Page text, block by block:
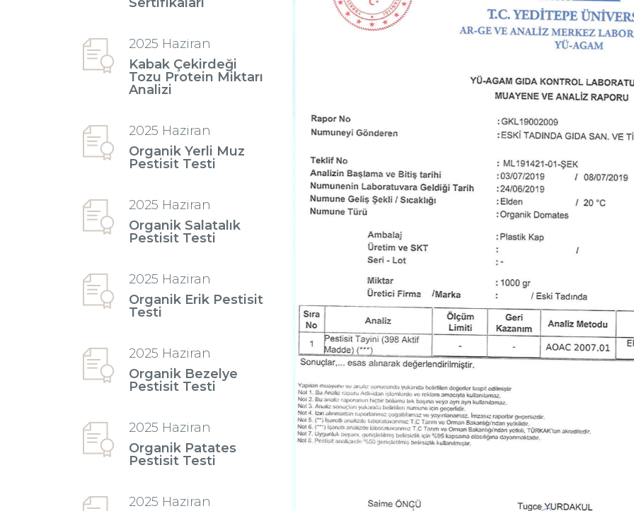
2025 Haziran
Kabak Çekirdeği
Tozu Protein Miktarı
Analizi
2025 Haziran
Organik Yerli Muz
Pestisit Testi
2025 Haziran
Organik Salatalık
Pestisit Testi
2025 Haziran
Organik Erik Pestisit
Testi
2025 Haziran
Organik Bezelye
Pestisit Testi
2025 Haziran
Organik Patates
Pestisit Testi
2025 Haziran